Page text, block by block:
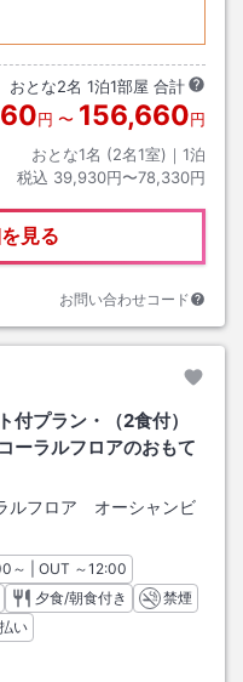
おとな2名 1泊1部屋 合計
円 〜 156,660円
おとな1名 (2名1室)｜ 1泊
税込 39,930円〜78,330円
見る
お問い合わせコード
付プラン・（2食付）
ーラルフロアのおもて
ルフロア オーシャンビ
クイン
～ | OUT チェックアウト
～12:00
夕食/朝食付き
禁煙
い